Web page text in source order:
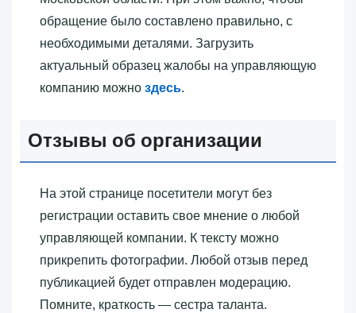
обращение было составлено правильно, с
необходимыми деталями. Загрузить
актуальный образец жалобы на управляющую
компанию можно здесь.
Отзывы об организации
На этой странице посетители могут без
регистрации оставить свое мнение о любой
управляющей компании. К тексту можно
прикрепить фотографии. Любой отзыв перед
публикацией будет отправлен модерацию.
Помните, краткость — сестра таланта.